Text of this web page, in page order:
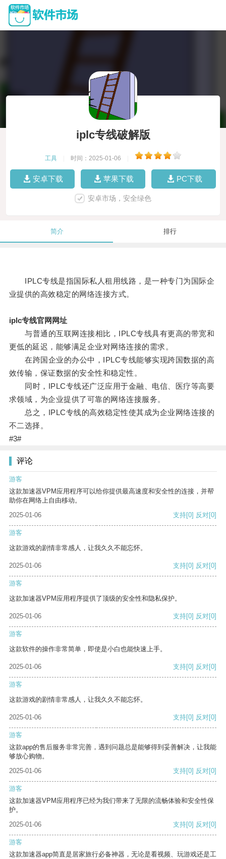
iplc专线破解版
工具 时间：2025-01-06
安卓下载 苹果下载 PC下载
安卓市场，安全绿色
简介 排行
IPLC专线是指国际私人租用线路，是一种专门为国际企
业提供的高效稳定的网络连接方式。
iplc专线官网网址
与普通的互联网连接相比，IPLC专线具有更高的带宽和
更低的延迟，能够满足企业对网络连接的需求。
在跨国企业的办公中，IPLC专线能够实现跨国数据的高
效传输，保证数据的安全性和稳定性。
同时，IPLC专线还广泛应用于金融、电信、医疗等高要
求领域，为企业提供了可靠的网络连接服务。
总之，IPLC专线的高效稳定性使其成为企业网络连接的
不二选择。
#3#
评论
游客
这款加速器VPM应用程序可以给你提供最高速度和安全性的连接，并帮
助你在网络上自由移动。
2025-01-06
支持[0] 反对[0]
游客
这款游戏的剧情非常感人，让我久久不能忘怀。
2025-01-06 支持[0] 反对[0]
游客
这款加速器VPM应用程序提供了顶级的安全性和隐私保护。
2025-01-06 支持[0] 反对[0]
游客
这款软件的操作非常简单，即使是小白也能快速上手。
2025-01-06 支持[0] 反对[0]
游客
这款游戏的剧情非常感人，让我久久不能忘怀。
2025-01-06 支持[0] 反对[0]
游客
这款app的售后服务非常完善，遇到问题总是能够得到妥善解决，让我能
够放心购物。
2025-01-06
支持[0] 反对[0]
游客
这款加速器VPM应用程序已经为我们带来了无限的流畅体验和安全性保
护。
2025-01-06
支持[0] 反对[0]
游客
这款加速器app简直是居家旅行必备神器，无论是看视频、玩游戏还是工